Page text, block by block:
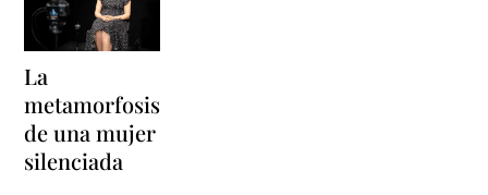
La
metamorfosis
de una mujer
silenciada